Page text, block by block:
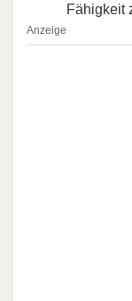
Fähigkeit
Anzeige